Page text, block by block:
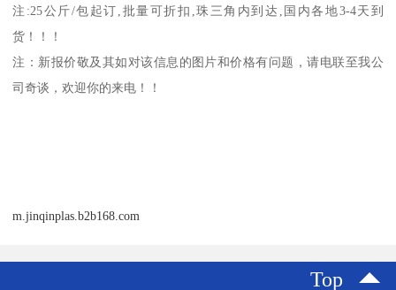
注 :25公斤/包起订 批量可折扣 珠三角内到达 国内各地3-4天到
货！！！
注：新报价敬及其如对该信息的图片和价格有问题，请电联至我公
司奇谈，欢迎你的来电！！
m.jinqinplas.b2b168.com
Top